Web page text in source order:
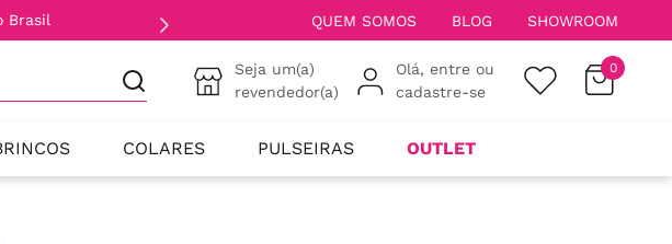
Brasil QUEM SOMOS BLOG SHOWROOM
Seja um(a)
revendedor(a)
Olá, entre ou
cadastre-se
0
COLARES PULSEIRAS OUTLET